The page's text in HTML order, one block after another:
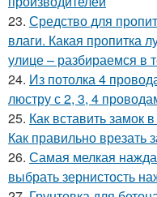
23. Средство для
влаги. Какая пропитка
улице – разбираемся в
24. Из потолка 4
люстру с 2, 3, 4
25. Как вставить замок
Как правильно
26. Самая мелкая
выбрать зернистость